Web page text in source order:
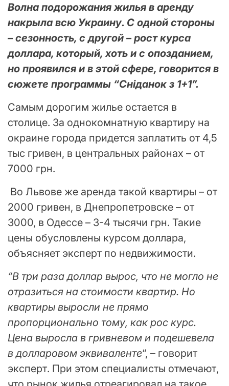
Волна подорожания жилья в аренду
накрыла всю Украину. С одной стороны
– сезонность, с другой – рост курса
доллара, который, хоть и с опозданием,
но проявился и в этой сфере, говорится в
сюжете программы “Сніданок з 1+1”.
Самым дорогим жилье остается в
столице. За однокомнатную квартиру на
окраине города придется заплатить от 4,5
тыс гривен, в центральных районах – от
7000 грн.
Во Львове же аренда такой квартиры – от
2000 гривен, в Днепропетровске – от
3000, в Одессе – 3-4 тысячи грн. Такие
цены обусловлены курсом доллара,
объясняет эксперт по недвижимости.
“В три раза доллар вырос, что не могло не
отразиться на стоимости квартир. Но
квартиры выросли не прямо
пропорционально тому, как рос курс.
Цена выросла в гривневом и подешевела
в долларовом эквиваленте“, – говорит
эксперт. При этом специалисты отмечают,